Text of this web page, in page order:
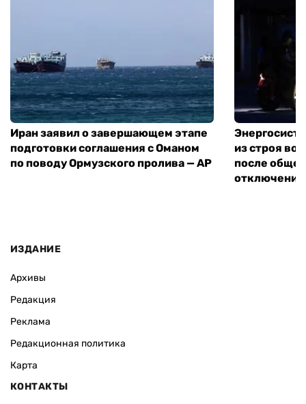
Иран заявил о завершающем этапе
подготовки соглашения с Оманом
по поводу Ормузского пролива — AP
из строя во
после
отключения
ИЗДАНИЕ
Архивы
Редакция
Реклама
Редакционная политика
Карта
КОНТАКТЫ